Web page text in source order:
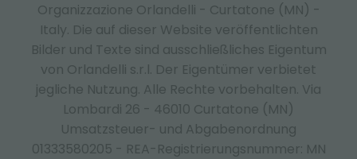
Organizzazione Orlandelli - Curtatone (MN) -
Italy. Die auf dieser Website veröffentlichten
Bilder und Texte sind ausschließliches Eigentum
von Orlandelli s.r.l. Der Eigentümer verbietet
jegliche Nutzung. Alle Rechte vorbehalten. Via
Lombardi 26 - 46010 Curtatone (MN)
Umsatzsteuer- und Abgabenordnung
01333580205 - REA-Registrierungsnummer: MN